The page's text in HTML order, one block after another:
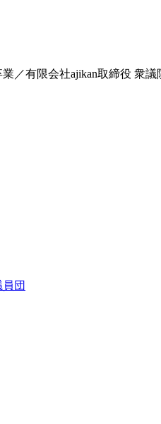
／有限会社ajikan取締役 衆